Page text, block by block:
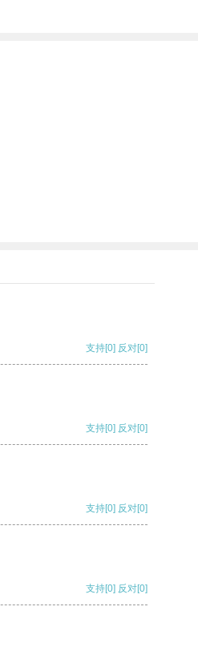
支持[0] 反对[0]
支持[0] 反对[0]
支持[0] 反对[0]
支持[0] 反对[0]